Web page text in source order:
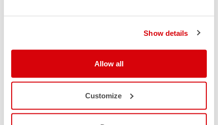
Show details
Allow all
Customize